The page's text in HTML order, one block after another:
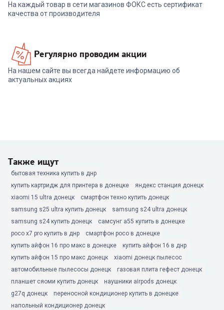
На каждый товар в сети магазинов ФОКС есть сертификат
качества от производителя
Регулярно проводим акции
На нашем сайте вы всегда найдете информацию об
актуальных акциях
Также ищут
бытовая техника купить в днр
купить картридж для принтера в донецке
яндекс станция донецк
xiaomi 15 ultra донецк
смартфон техно купить донецк
samsung s25 ultra купить донецк
samsung s24 ultra донецк
samsung s24 купить донецк
самсунг а55 купить в донецке
poco x7 pro купить в днр
смартфон poco в донецке
купить айфон 16 про макс в донецке
купить айфон 16 в днр
купить айфон 15 про макс донецк
xiaomi донецк пылесос
автомобильные пылесосы донецк
газовая плита гефест донецк
планшет сяоми купить донецк
наушники airpods донецк
g27q донецк
переносной кондиционер купить в донецке
напольный кондиционер донецк